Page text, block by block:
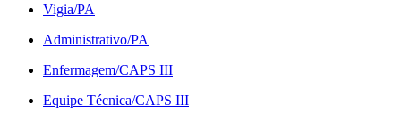
Vigia/PA
Administrativo/PA
Enfermagem/CAPS III
Equipe Técnica/CAPS III